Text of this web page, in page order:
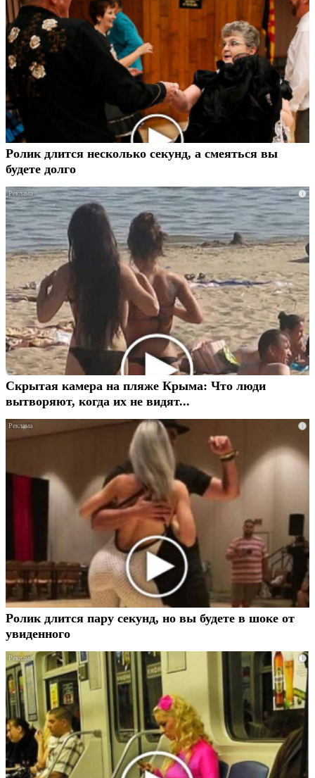
Ролик длится несколько секунд, а смеяться вы
будете долго
i
Скрытая камера на пляже Крыма: Что люди
вытворяют, когда их не видят...
i
Ролик длится пару секунд, но вы будете в шоке от
увиденного
i